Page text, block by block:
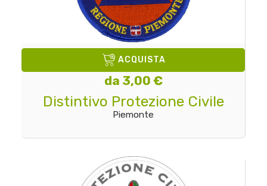
ACQUISTA
da 3,00 €
Distintivo Protezione Civile
Piemonte